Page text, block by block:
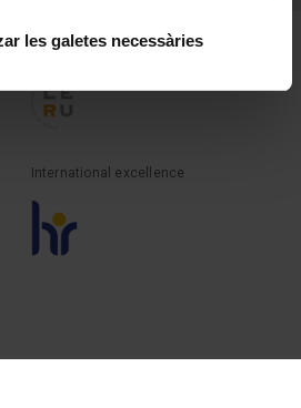
les galetes necessàries
Member of the
International excellence